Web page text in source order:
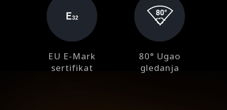
EU E-Mark
sertifikat
80° Ugao
gledanja